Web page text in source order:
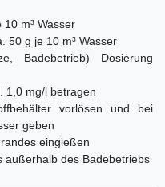
m³ Wasser
50 g je 10 m³ Wasser
Badebetrieb) Dosierung
1,0 mg/l betragen
vorlösen und bei
geben
eingießen
außerhalb des Badebetriebs